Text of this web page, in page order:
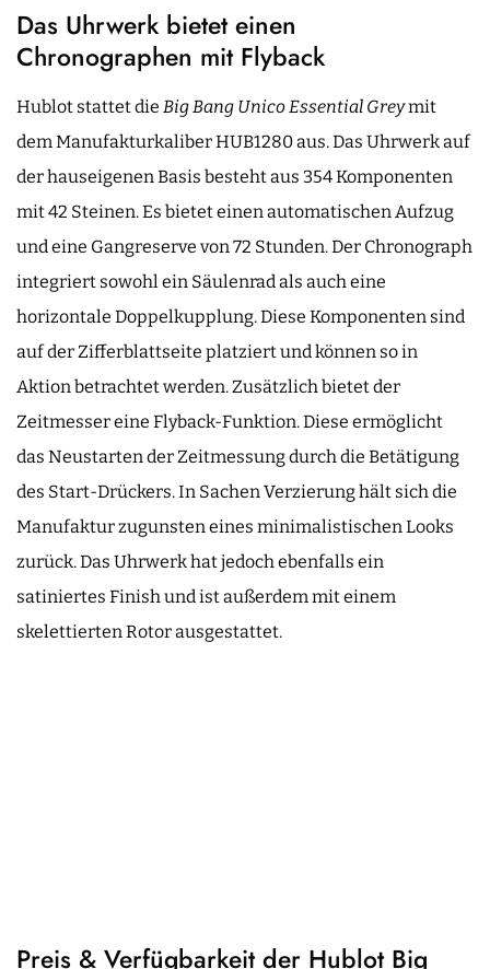
Das Uhrwerk bietet einen
Chronographen mit Flyback
Hublot stattet die Big Bang Unico Essential Greymit
dem Manufakturkaliber HUB1280 aus. Das Uhrwerk auf
der hauseigenen Basis besteht aus 354 Komponenten
mit 42 Steinen. Es bietet einen automatischen Aufzug
und eine Gangreserve von 72 Stunden. Der Chronograph
integriert sowohl ein Säulenrad als auch eine
horizontale Doppelkupplung. Diese Komponenten sind
auf der Zifferblattseite platziert und können so in
Aktion betrachtet werden. Zusätzlich bietet der
Zeitmesser eine Flyback-Funktion. Diese ermöglicht
das Neustarten der Zeitmessung durch die Betätigung
des Start-Drückers. In Sachen Verzierung hält sich die
Manufaktur zugunsten eines minimalistischen Looks
zurück. Das Uhrwerk hat jedoch ebenfalls ein
satiniertes Finish und ist außerdem mit einem
skelettierten Rotor ausgestattet.
Preis & Verfügbarkeit der Hublot Big